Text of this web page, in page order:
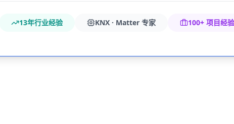
13年行业经验 KNX · Matter 专家 100+ 项目经验